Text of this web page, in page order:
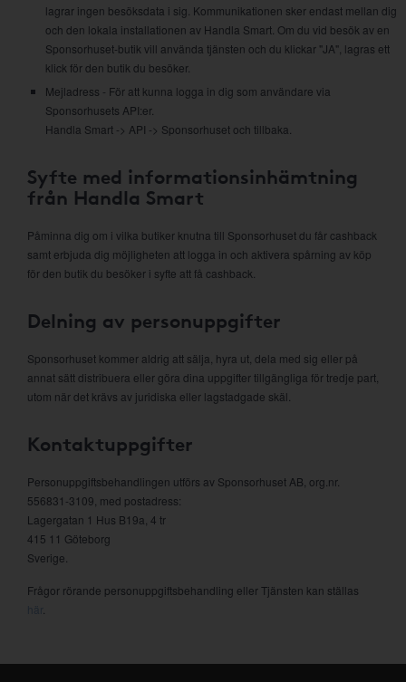
lagrar ingen besöksdata i sig. Kommunikationen sker endast mellan dig
och den lokala installationen av Handla Smart. Om du vid besök av en
Sponsorhuset-butik vill använda tjänsten och du klickar "JA", lagras ett
klick för den butik du besöker.
Mejladress - För att kunna logga in dig som användare via
Sponsorhusets API:er.
Handla Smart -> API -> Sponsorhuset och tillbaka.
Syfte med informationsinhämtning
från Handla Smart
Påminna dig om i vilka butiker knutna till Sponsorhuset du får cashback
samt erbjuda dig möjligheten att logga in och aktivera spårning av köp
för den butik du besöker i syfte att få cashback.
Delning av personuppgifter
Sponsorhuset kommer aldrig att sälja, hyra ut, dela med sig eller på
annat sätt distribuera eller göra dina uppgifter tillgängliga för tredje part,
utom när det krävs av juridiska eller lagstadgade skäl.
Kontaktuppgifter
Personuppgiftsbehandlingen utförs av Sponsorhuset AB, org.nr.
556831-3109, med postadress:
Lagergatan 1 Hus B19a, 4 tr
415 11 Göteborg
Sverige.
Frågor rörande personuppgiftsbehandling eller Tjänsten kan ställas
här